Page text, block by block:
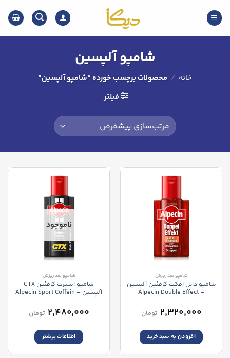
content
شامپو آلپسین
خانه / محصولات برچسب خورده “شامپو آلپسین”
فیلتر
شامپو ضد ریزش
شامپو دابل افکت کافئین آلپسين
– Alpecin Double Effect
۲,۳۲۰,۰۰۰ تومان
افزودن به سبد خرید
ناموجود
شامپو ضد ریزش
شامپو اسپرت کافئین CTX
آلپسین – Alpecin Sport Coffein
۲,۴۸۰,۰۰۰ تومان
اطلاعات بیشتر